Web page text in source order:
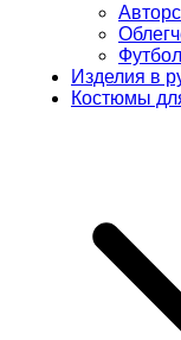
Изделия в
Костюмы